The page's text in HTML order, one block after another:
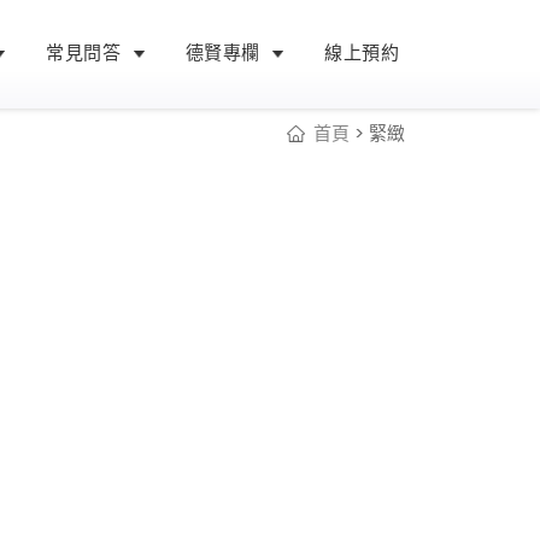
常見問答 德賢專欄 線上預約
首頁 > 緊緻